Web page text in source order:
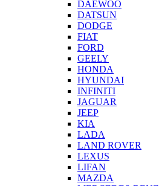
DAEWOO
DATSUN
DODGE
FIAT
FORD
GEELY
HONDA
HYUNDAI
INFINITI
JAGUAR
JEEP
KIA
LADA
LAND ROVER
LEXUS
LIFAN
MAZDA